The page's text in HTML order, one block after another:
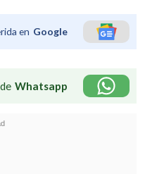
en Google
Whatsapp